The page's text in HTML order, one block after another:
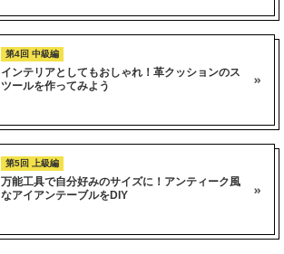
第4回 中級編
インテリアとしてもおしゃれ！革クッションのス
ツールを作ってみよう
第5回 上級編
万能工具で自分好みのサイズに！アンティーク風
なアイアンテーブルをDIY